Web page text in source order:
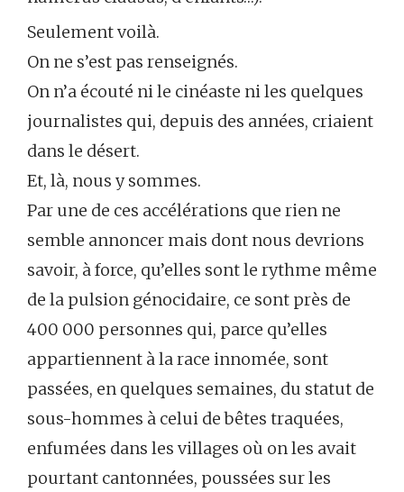
Seulement voilà.
On ne s’est pas renseignés.
On n’a écouté ni le cinéaste ni les quelques
journalistes qui, depuis des années, criaient
dans le désert.
Et, là, nous y sommes.
Par une de ces accélérations que rien ne
semble annoncer mais dont nous devrions
savoir, à force, qu’elles sont le rythme même
de la pulsion génocidaire, ce sont près de
400 000 personnes qui, parce qu’elles
appartiennent à la race innomée, sont
passées, en quelques semaines, du statut de
sous-hommes à celui de bêtes traquées,
enfumées dans les villages où on les avait
pourtant cantonnées, poussées sur les